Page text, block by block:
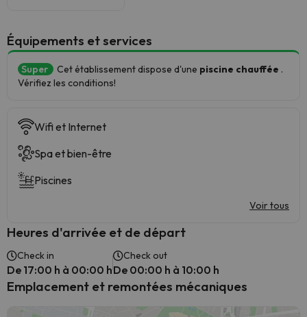
​Équipements et services
Super Cet établissement dispose d'une piscine chauffée .
Vérifiez les conditions!
Wifi et Internet
Spa et bien-être
Piscines
Voir tous
Heures d'arrivée et de départ
Check in
De 17:00 h à 00:00 h
Check out
De 00:00 h à 10:00 h
Emplacement et remontées mécaniques